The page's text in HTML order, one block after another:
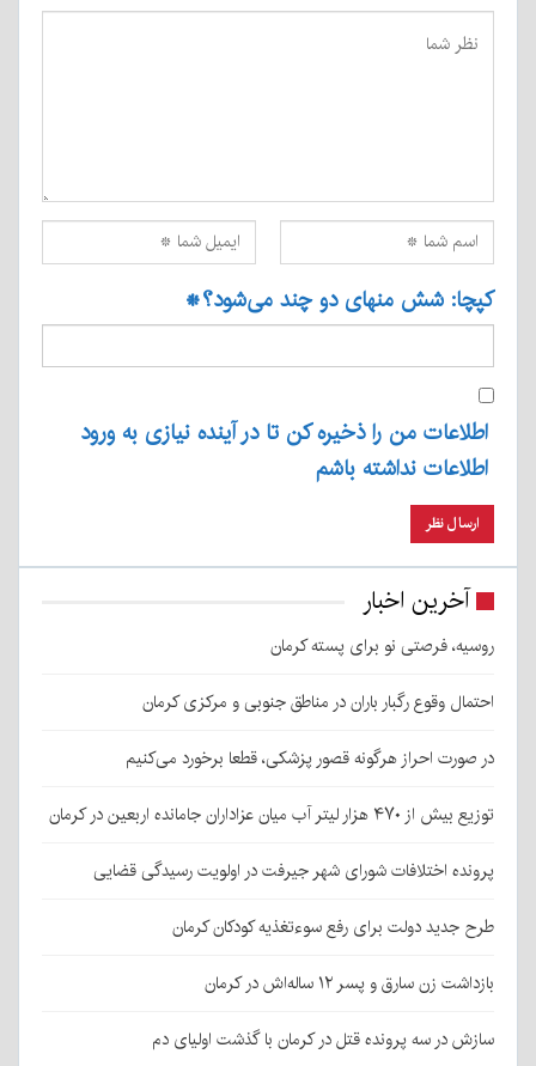
کپچا: شش منهای دو چند می‌شود؟*
اطلاعات من را ذخیره کن تا در آینده نیازی به ورود
اطلاعات نداشته باشم
آخرین اخبار
روسیه، فرصتی نو برای پسته کرمان
احتمال وقوع رگبار باران در مناطق جنوبی و مرکزی کرمان
در صورت احراز هرگونه قصور پزشکی، قطعا برخورد می‌کنیم
توزیع بیش از ۴۷۰ هزار لیتر آب میان عزاداران جامانده اربعین در کرمان
پرونده اختلافات شورای شهر جیرفت در اولویت رسیدگی قضایی
طرح جدید دولت برای رفع سوءتغذیه کودکان کرمان
بازداشت زن سارق و پسر ۱۲ ساله‌اش در کرمان
سازش در سه پرونده قتل در کرمان با گذشت اولیای دم